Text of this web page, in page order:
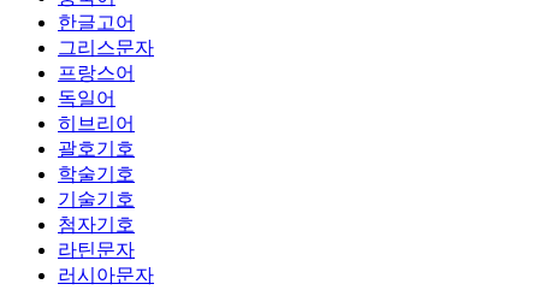
한글고어
그리스문자
프랑스어
독일어
히브리어
괄호기호
학술기호
기술기호
첨자기호
라틴문자
러시아문자